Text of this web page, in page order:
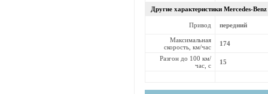
Другие характеристики Mercedes-Benz
Привод передний
Максимальная
скорость, км/час
174
Разгон до 100 км/
час, с
15